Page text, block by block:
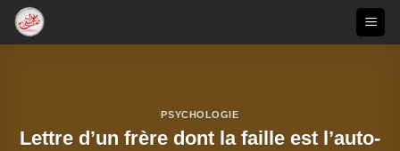
Passer
PSYCHOLOGIE
Lettre d’un frère dont la faille est l’auto-